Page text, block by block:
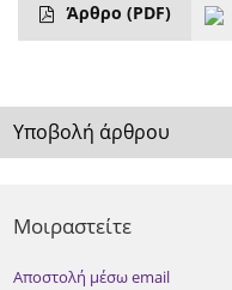
Άρθρο (PDF)
Υποβολή άρθρου
Μοιραστείτε
Αποστολή μέσω email